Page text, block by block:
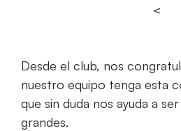
<
Desde el club, nos
nuestro equipo tenga esta
que sin duda nos ayuda a
grandes.